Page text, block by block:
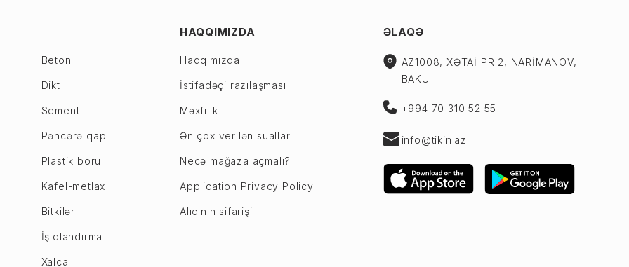
Beton
Dikt
Sement
Pəncərə qapı
Plastik boru
Kafel-metlax
Bitkilər
İşıqlandırma
Xalça
HAQQIMIZDA
Haqqımızda
İstifadəçi razılaşması
Məxfilik
Ən çox verilən suallar
Necə mağaza açmalı?
Application Privacy Policy
Alıcının sifarişi
ƏLAQƏ
AZ1008, XƏTAİ PR 2, NARİMANOV,
BAKU
+994 70 310 52 55
info@tikin.az